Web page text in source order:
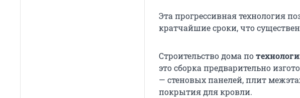
Эта прогрессивная технология
кратчайшие сроки, что
Строительство дома по
это сборка предварительно
— стеновых панелей, плит
покрытия для кровли.